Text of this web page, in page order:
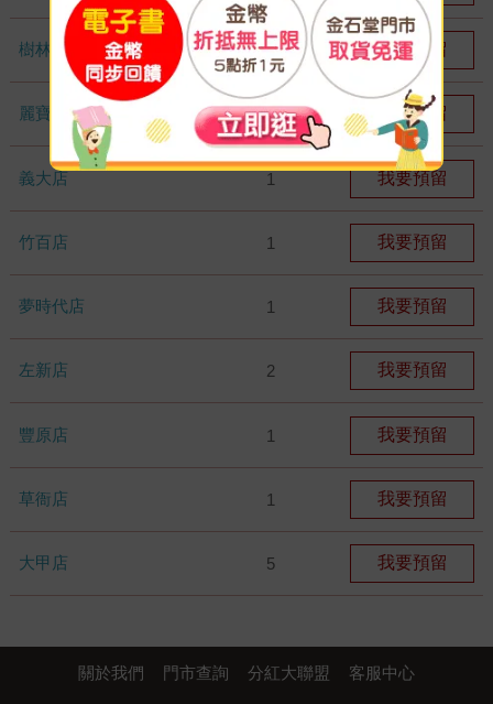
樹林店 1 我要預留
麗寶店 1 我要預留
義大店 1 我要預留
竹百店 1 我要預留
夢時代店 1 我要預留
左新店 2 我要預留
豐原店 1 我要預留
草衙店 1 我要預留
大甲店 5 我要預留
關於我們 門市查詢 分紅大聯盟 客服中心